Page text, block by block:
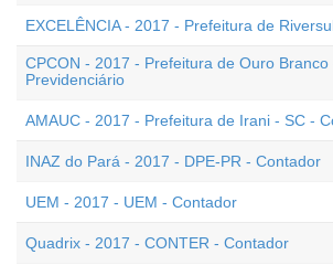
EXCELÊNCIA - 2017 - Prefeitura de
CPCON - 2017 - Prefeitura de Ouro
Previdenciário
AMAUC - 2017 - Prefeitura de Irani - SC -
INAZ do Pará - 2017 - DPE-PR - Contador
UEM - 2017 - UEM - Contador
Quadrix - 2017 - CONTER - Contador